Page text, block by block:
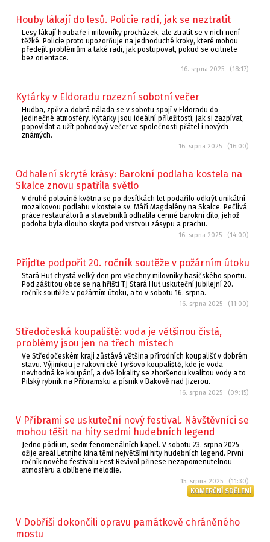
Houby lákají do lesů. Policie radí, jak se neztratit
Lesy lákají houbaře i milovníky procházek, ale ztratit se v nich není
těžké. Policie proto upozorňuje na jednoduché kroky, které mohou
předejít problémům a také radí, jak postupovat, pokud se ocitnete
bez orientace.
16. srpna 2025 (18:17)
Kytárky v Eldoradu rozezní sobotní večer
Hudba, zpěv a dobrá nálada se v sobotu spojí v Eldoradu do
jedinečné atmosféry. Kytárky jsou ideální příležitostí, jak si zazpívat,
popovídat a užít pohodový večer ve společnosti přátel i nových
známých.
16. srpna 2025 (16:00)
Odhalení skryté krásy: Barokní podlaha kostela na
Skalce znovu spatřila světlo
V druhé polovině května se po desítkách let podařilo odkrýt unikátní
mozaikovou podlahu v kostele sv. Máří Magdalény na Skalce. Pečlivá
práce restaurátorů a stavebníků odhalila cenné barokní dílo, jehož
podoba byla dlouho skryta pod vrstvou zásypu a prachu.
16. srpna 2025 (14:00)
Přijďte podpořit 20. ročník soutěže v požárním útoku
Stará Huť chystá velký den pro všechny milovníky hasičského sportu.
Pod záštitou obce se na hřišti TJ Stará Huť uskuteční jubilejní 20.
ročník soutěže v požárním útoku, a to v sobotu 16. srpna.
16. srpna 2025 (11:00)
Středočeská koupaliště: voda je většinou čistá,
problémy jsou jen na třech místech
Ve Středočeském kraji zůstává většina přírodních koupališť v dobrém
stavu. Výjimkou je rakovnické Tyršovo koupaliště, kde je voda
nevhodná ke koupání, a dvě lokality se zhoršenou kvalitou vody a to
Pilský rybník na Příbramsku a písník v Bakově nad Jizerou.
16. srpna 2025 (09:15)
V Příbrami se uskuteční nový festival. Návštěvníci se
mohou těšit na hity sedmi hudebních legend
Jedno pódium, sedm fenomenálních kapel. V sobotu 23. srpna 2025
ožije areál Letního kina těmi největšími hity hudebních legend. První
ročník nového festivalu Fest Revival přinese nezapomenutelnou
atmosféru a oblíbené melodie.
15. srpna 2025 (11:30)
KOMERČNÍ SDĚLENÍ
V Dobříši dokončili opravu památkově chráněného
mostu